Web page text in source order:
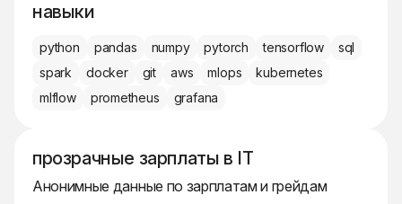
навыки
python pandas numpy pytorch tensorflow
sql
spark
docker git aws mlops
kubernetes
mlflow
prometheus grafana
прозрачные зарплаты в IT
Анонимные данные по зарплатам и грейдам